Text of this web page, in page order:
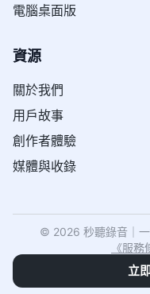
電腦桌面版
資源
關於我們
用戶故事
創作者體驗
媒體與收錄
© 2026 秒聽錄音｜一
《服務
立